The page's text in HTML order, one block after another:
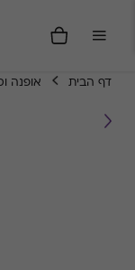
דף הבית אופנה